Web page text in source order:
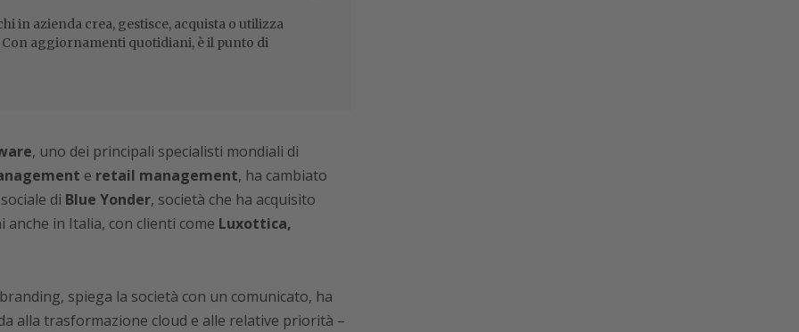
in azienda crea, gestisce, acquista o utilizza
aggiornamenti quotidiani, è il punto di
, uno dei principali specialisti mondiali di
e retail management, ha cambiato
di Blue Yonder, società che ha acquisito
anche in Italia, con clienti come Luxottica,
spiega la società con un comunicato, ha
alla trasformazione cloud e alle relative priorità –